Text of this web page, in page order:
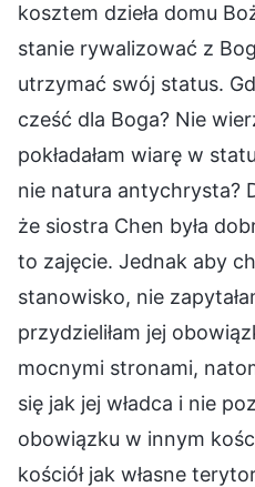
kosztem dzieła domu
stanie rywalizować z
utrzymać swój status.
cześć dla Boga? Nie
pokładałam wiarę w
nie natura antychrysta?
że siostra Chen była
to zajęcie. Jednak aby
stanowisko, nie
przydzieliłam jej
mocnymi stronami,
się jak jej władca i nie
obowiązku w innym
kościół jak własne